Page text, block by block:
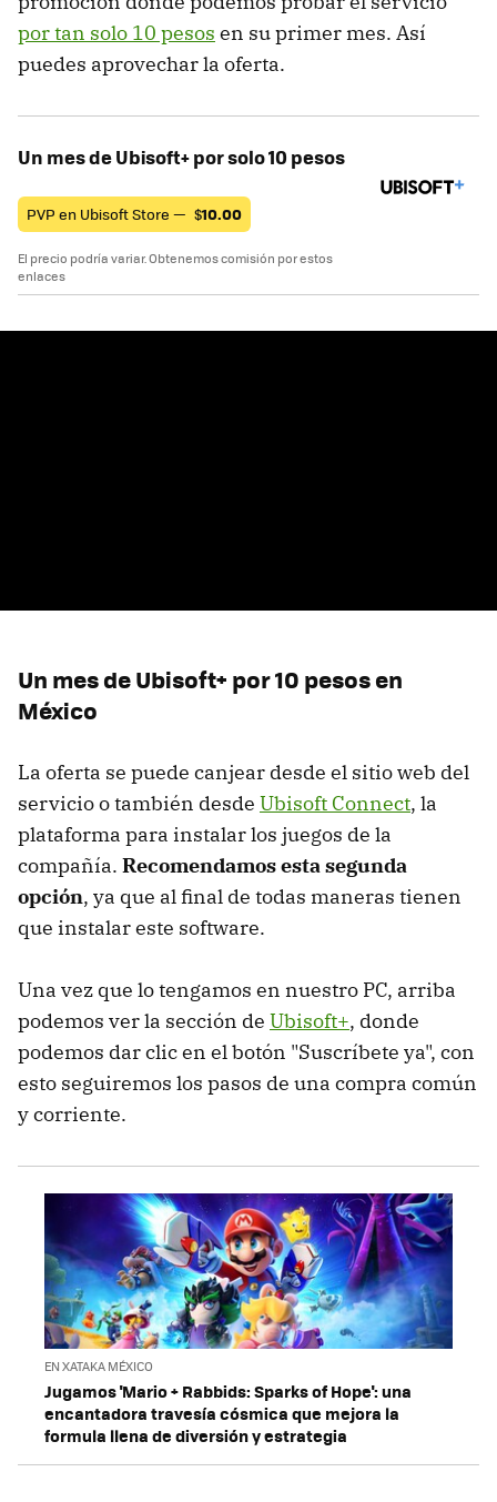
por tan solo 10 pesos en su primer mes. Así
puedes aprovechar la oferta.
Un mes de Ubisoft+ por solo 10 pesos
PVP en Ubisoft Store — $10.00
El precio podría variar. Obtenemos comisión por estos
enlaces
Un mes de Ubisoft+ por 10 pesos en
México
La oferta se puede canjear desde el sitio web del
servicio o también desde Ubisoft Connect, la
plataforma para instalar los juegos de la
compañía. Recomendamos esta segunda
opción, ya que al final de todas maneras tienen
que instalar este software.
Una vez que lo tengamos en nuestro PC, arriba
podemos ver la sección de Ubisoft+, donde
podemos dar clic en el botón "Suscríbete ya", con
esto seguiremos los pasos de una compra común
y corriente.
EN XATAKA MÉXICO
Jugamos 'Mario + Rabbids: Sparks of Hope': una
encantadora travesía cósmica que mejora la
formula llena de diversión y estrategia